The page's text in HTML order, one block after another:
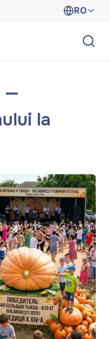
RO
—
la